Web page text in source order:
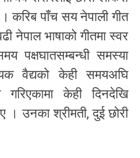
। करिब पाँच सय नेपाली गीत
नेपाल भाषाको गीतमा स्वर
पक्षघातसम्बन्धी समस्या
वैद्यको केही समयअघि
गरिएकामा केही दिनदेखि
। उनका श्रीमती, दुई छोरी